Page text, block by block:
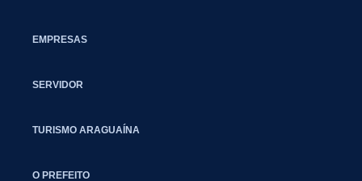
EMPRESAS
SERVIDOR
TURISMO ARAGUAÍNA
O PREFEITO